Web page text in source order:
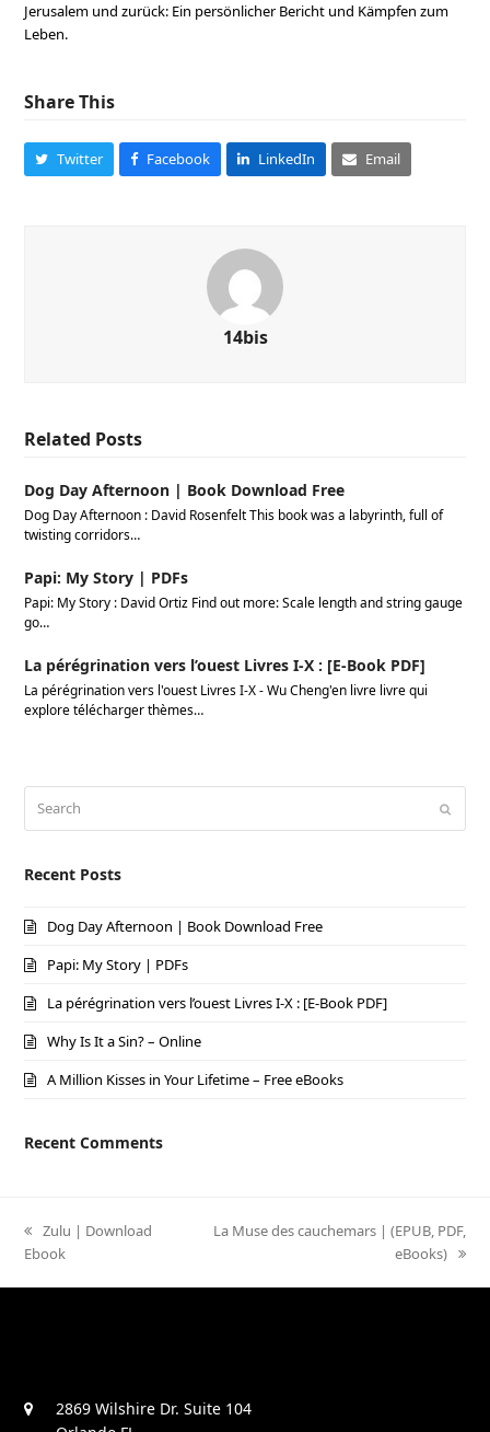
Jerusalem und zurück: Ein persönlicher Bericht und Kämpfen zum
Leben.
Share This
Twitter Facebook LinkedIn Email
14bis
Related Posts
Dog Day Afternoon | Book Download Free
Dog Day Afternoon : David Rosenfelt This book was a labyrinth, full of
twisting corridors…
Papi: My Story | PDFs
Papi: My Story : David Ortiz Find out more: Scale length and string gauge
go…
La pérégrination vers l’ouest Livres I-X : [E-Book PDF]
La pérégrination vers l'ouest Livres I-X - Wu Cheng'en livre livre qui
explore télécharger thèmes…
Recent Posts
Dog Day Afternoon | Book Download Free
Papi: My Story | PDFs
La pérégrination vers l’ouest Livres I-X : [E-Book PDF]
Why Is It a Sin? – Online
A Million Kisses in Your Lifetime – Free eBooks
Recent Comments
previous
post:
Zulu | Download
Ebook
next
La Muse des cauchemars | (EPUB, PDF,
eBooks)
2869 Wilshire Dr. Suite 104